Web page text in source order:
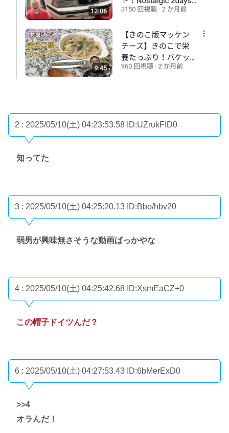
2 : 2025/05/10(土) 04:23:53.58 ID:UZrukFID0
知ってた
3 : 2025/05/10(土) 04:25:20.13 ID:Bbo/hbv20
弱男が興味無さそうな動画ばっかやな
4 : 2025/05/10(土) 04:25:42.68 ID:XsmEaCZ+0
この帽子ドイツんだ？
6 : 2025/05/10(土) 04:27:53.43 ID:6bMerExD0
>>4
オラんだ！